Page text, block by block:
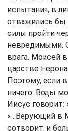
испытания, в
отважились бы
силы пройти
невредимыми.
врага. Моисей
царстве
Поэтому, если
ничего. Воды
Иисус говорит:
«...Верующий в
сотворит, и